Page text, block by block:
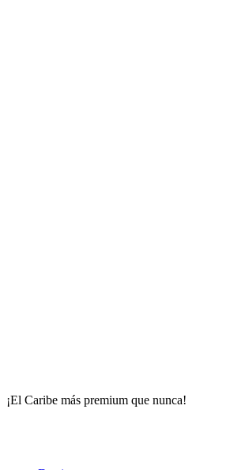
¡El Caribe más premium que nunca!